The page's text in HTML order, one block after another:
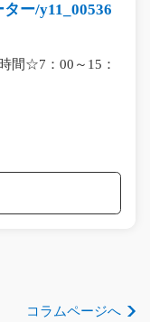
ー/y11_00536
間☆7：00～15：
コラムページへ